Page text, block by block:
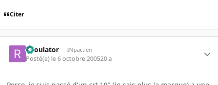
Citer
Raoulator INpactien
Posté(e) le 6 octobre 200520 a